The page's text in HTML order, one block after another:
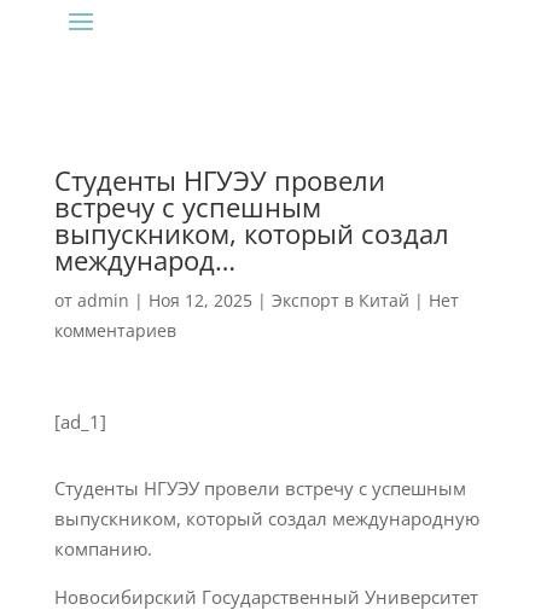
Студенты НГУЭУ провели
встречу с успешным
выпускником, который создал
международ…
от admin | Ноя 12, 2025| Экспорт в Китай | Нет
комментариев
[ad_1]
Студенты НГУЭУ провели встречу с успешным
выпускником, который создал международную
компанию.
Новосибирский Государственный Университет